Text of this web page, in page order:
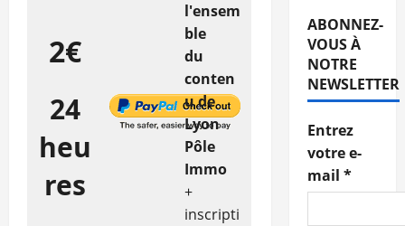
2€
24
heu
res
l'ensem
ble
du
conten
u de
Lyon
Pôle
Immo
+
inscripti
ABONNEZ-
VOUS À
NOTRE
NEWSLETTER
Entrez
votre e-
mail *